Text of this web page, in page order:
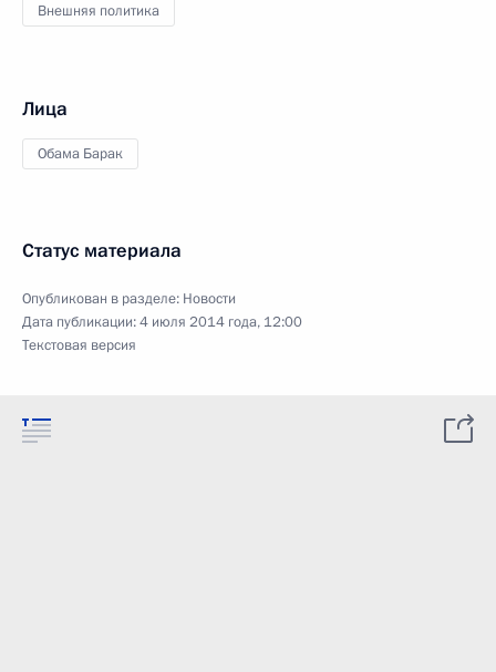
Внешняя политика
Лица
Обама Барак
Статус материала
Опубликован в разделе: Новости
Дата публикации:4 июля 2014 года, 12:00
Текстовая версия